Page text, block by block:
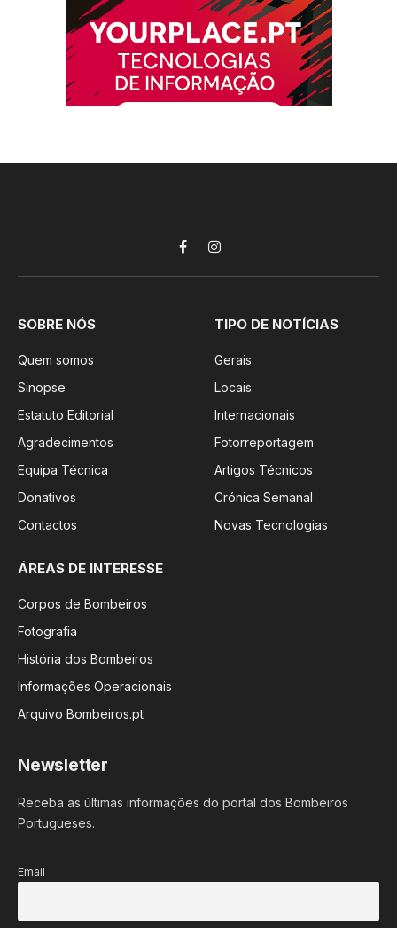
FacebookInstagram
SOBRE NÓS
Quem somos
Sinopse
Estatuto Editorial
Agradecimentos
Equipa Técnica
Donativos
Contactos
TIPO DE NOTÍCIAS
Gerais
Locais
Internacionais
Fotorreportagem
Artigos Técnicos
Crónica Semanal
Novas Tecnologias
ÁREAS DE INTERESSE
Corpos de Bombeiros
Fotografia
História dos Bombeiros
Informações Operacionais
Arquivo Bombeiros.pt
Newsletter
Receba as últimas informações do portal dos Bombeiros
Portugueses.
Email